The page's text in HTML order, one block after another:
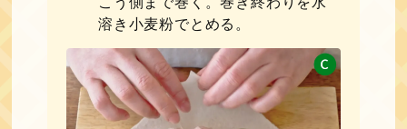
溶き小麦粉でとめる。